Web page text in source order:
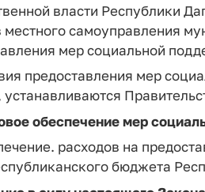
власти Республики
местного самоуправления
мер социальной
предоставления мер
устанавливаются
обеспечение мер
расходов на
бюджета